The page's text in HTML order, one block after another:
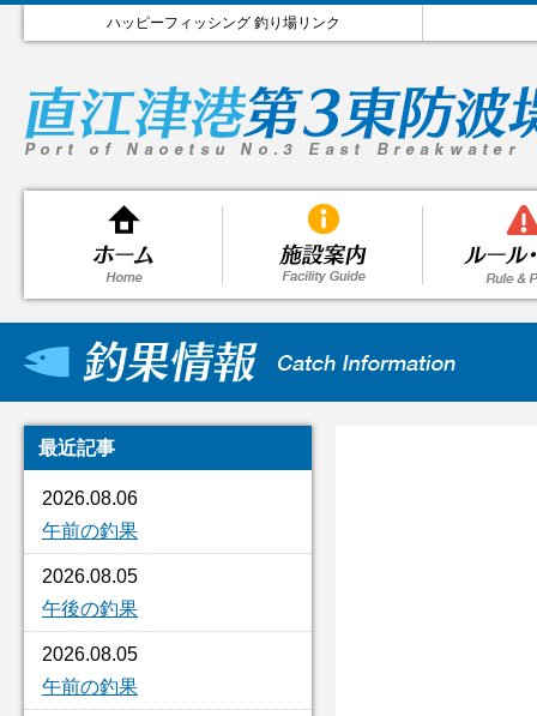
ハッピーフィッシング 釣り場リンク
最近記事
2026.08.06
午前の釣果
2026.08.05
午後の釣果
2026.08.05
午前の釣果